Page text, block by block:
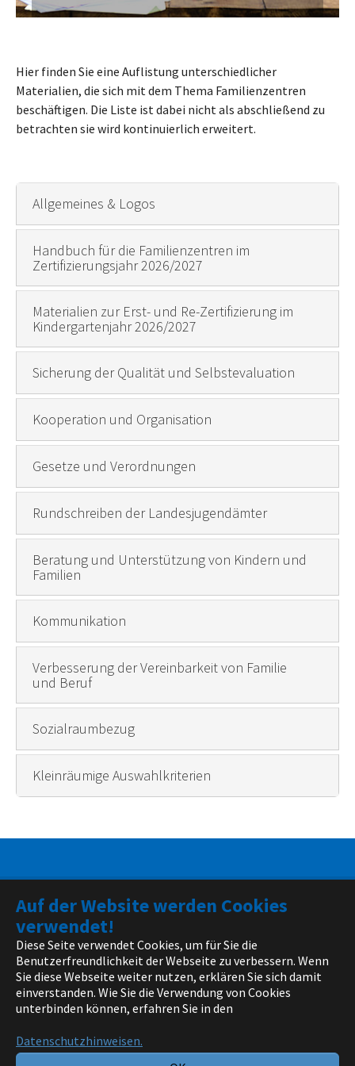
Auf der Website werden Cookies
verwendet!
Diese Seite verwendet Cookies, um für Sie die
Benutzerfreundlichkeit der Webseite zu verbessern. Wenn
Sie diese Webseite weiter nutzen, erklären Sie sich damit
einverstanden. Wie Sie die Verwendung von Cookies
unterbinden können, erfahren Sie in den
Datenschutzhinweisen.
Hier finden Sie eine Auflistung unterschiedlicher
Materialien, die sich mit dem Thema Familienzentren
beschäftigen. Die Liste ist dabei nicht als abschließend zu
betrachten sie wird kontinuierlich erweitert.
Allgemeines & Logos
Handbuch für die Familienzentren im
Zertifizierungsjahr 2026/2027
Materialien zur Erst- und Re-Zertifizierung im
Kindergartenjahr 2026/2027
Sicherung der Qualität und Selbstevaluation
Kooperation und Organisation
Gesetze und Verordnungen
Rundschreiben der Landesjugendämter
Beratung und Unterstützung von Kindern und
Familien
Kommunikation
Verbesserung der Vereinbarkeit von Familie
und Beruf
Sozialraumbezug
Kleinräumige Auswahlkriterien
Impressum
Datenschutz
Kontakt
Die Webseite familienzentrum.nrw.de ist ein Angebot des
Ministeriums für Kinder, Jugend, Familie, Gleichstellung,
Flucht und Integration des Landes Nordrhein-Westfalen